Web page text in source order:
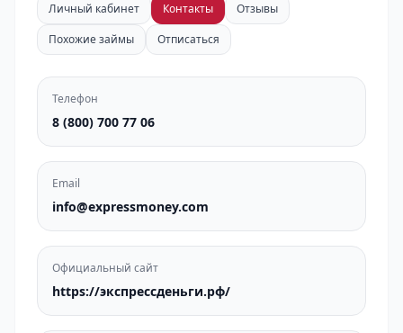
Личный кабинет
Контакты
Отзывы
Похожие займы
Отписаться
Телефон
8 (800) 700 77 06
Email
info@expressmoney.com
Официальный сайт
https://экспрессденьги.рф/